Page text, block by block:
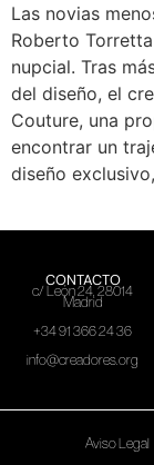
Las novias
Roberto
nupcial. Tras
del diseño, el
Couture, una
encontrar un
diseño
CONTACTO
c/ León 24, 28014
Madrid
+34 91 366 24 36
info@creadores.org
Aviso Legal